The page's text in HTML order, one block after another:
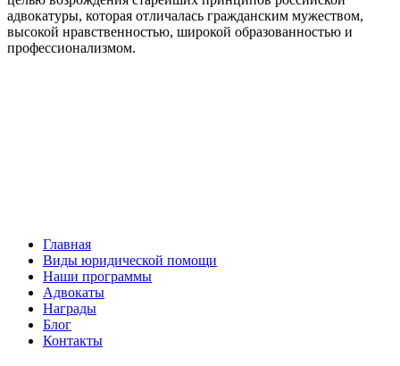
адвокатуры, которая отличалась гражданским мужеством,
высокой нравственностью, широкой образованностью и
профессионализмом.
Главная
Виды юридической помощи
Наши программы
Адвокаты
Награды
Блог
Контакты